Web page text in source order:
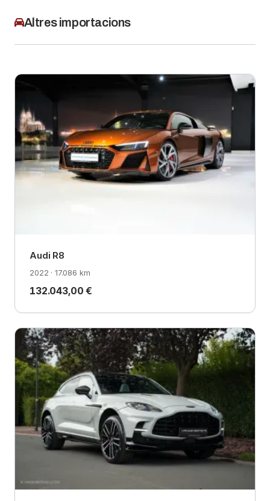
Altres importacions
Audi R8
2022 · 17.086 km
132.043,00 €